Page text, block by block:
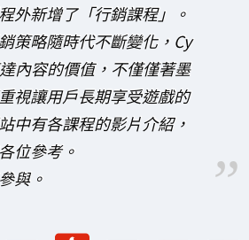
外新增了「行銷課程」。
策略隨時代不斷變化，Cy
內容的價值，不僅僅著墨
視讓用戶長期享受遊戲的
中有各課程的影片介紹，
位參考。
與。